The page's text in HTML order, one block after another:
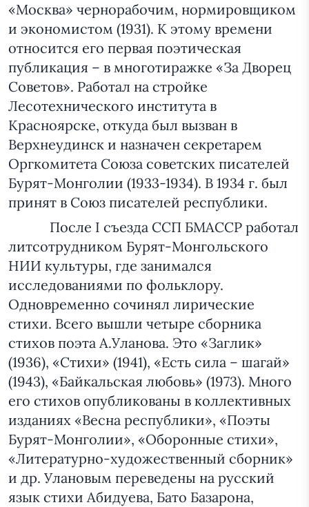
«Москва» чернорабочим, нормировщиком
и экономистом (1931). К этому времени
относится его первая поэтическая
публикация – в многотиражке «За Дворец
Советов». Работал на стройке
Лесотехнического института в
Красноярске, откуда был вызван в
Верхнеудинск и назначен секретарем
Оргкомитета Союза советских писателей
Бурят-Монголии (1933-1934). В 1934 г. был
принят в Союз писателей республики.
После I съезда ССП БМАССР работал
литсотрудником Бурят-Монгольского
НИИ культуры, где занимался
исследованиями по фольклору.
Одновременно сочинял лирические
стихи. Всего вышли четыре сборника
стихов поэта А.Уланова. Это «Заглик»
(1936), «Стихи» (1941), «Есть сила – шагай»
(1943), «Байкальская любовь» (1973). Много
его стихов опубликованы в коллективных
изданиях «Весна республики», «Поэты
Бурят-Монголии», «Оборонные стихи»,
«Литературно-художественный сборник»
и др. Улановым переведены на русский
язык стихи Абидуева, Бато Базарона,